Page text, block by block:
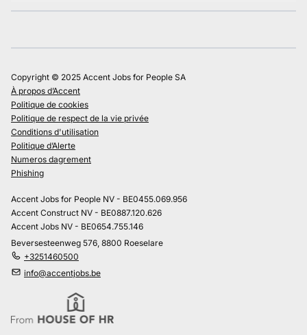
Copyright © 2025 Accent Jobs for People SA
À propos d’Accent
Politique de cookies
Politique de respect de la vie privée
Conditions d'utilisation
Politique d’Alerte
Numeros dagrement
Phishing
Accent Jobs for People NV - BE0455.069.956
Accent Construct NV - BE0887.120.626
Accent Jobs NV - BE0654.755.146
Beversesteenweg 576, 8800 Roeselare
+3251460500
info@accentjobs.be